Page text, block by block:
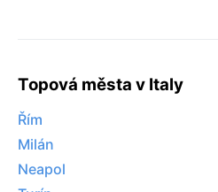
Topová města v Italy
Řím
Milán
Neapol